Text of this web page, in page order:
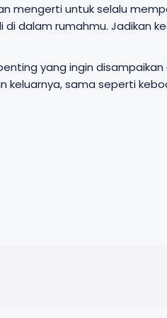
mengerti untuk selalu
dalam rumahmu. Jadikan
yang ingin disampaikan
sama seperti